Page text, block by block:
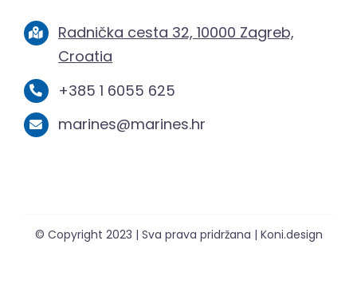
Radnička cesta 32, 10000 Zagreb,
Croatia
+385 1 6055 625
marines@marines.hr
© Copyright 2023 | Sva prava pridržana | Koni.design